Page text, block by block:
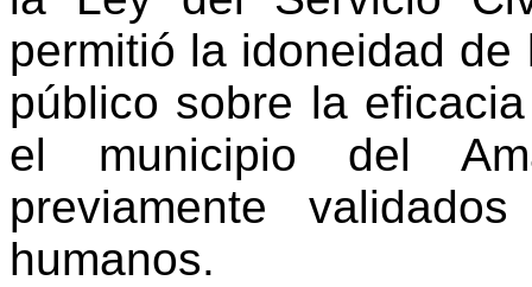
permitió la idoneidad
público sobre la
el municipio del
previamente
humanos.